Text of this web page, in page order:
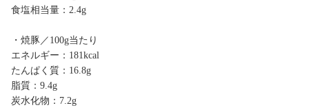
食塩相当量：2.4g
・焼豚／100g当たり
エネルギー：181kcal
たんぱく質：16.8g
脂質：9.4g
炭水化物：7.2g